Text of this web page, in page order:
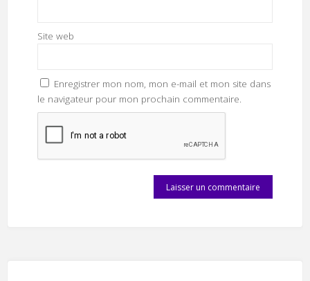
Site web
Enregistrer mon nom, mon e-mail et mon site dans
le navigateur pour mon prochain commentaire.